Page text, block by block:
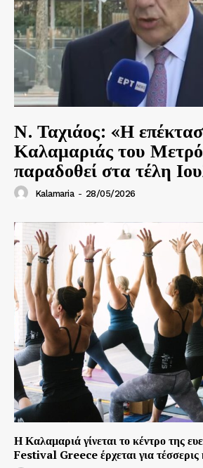
Ν. Ταχιάος: «Η
Καλαμαριάς του
παραδοθεί στα τέλη
Kalamaria - 28/05/2026
Η Καλαμαριά γίνεται το κέντρο της
Festival Greece έρχεται για